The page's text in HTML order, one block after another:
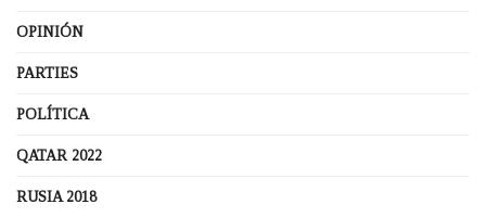
OPINIÓN
PARTIES
POLÍTICA
QATAR 2022
RUSIA 2018